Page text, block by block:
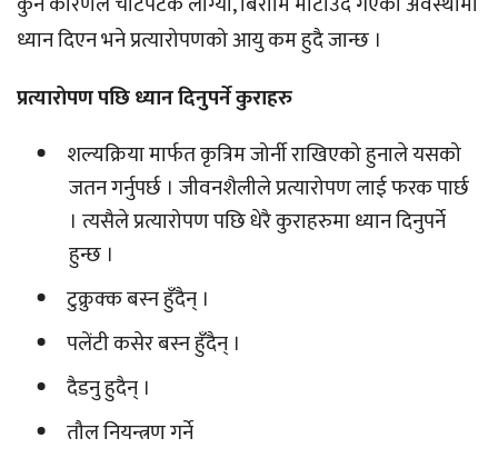
ध्यान दिएन भने प्रत्यारोपणको आयु कम हुदै जान्छ ।
प्रत्यारोपण पछि ध्यान दिनुपर्ने कुराहरु
शल्यक्रिया मार्फत कृत्रिम जोर्नी राखिएको हुनाले यसको
जतन गर्नुपर्छ । जीवनशैलीले प्रत्यारोपण लाई फरक पार्छ
। त्यसैले प्रत्यारोपण पछि धेरै कुराहरुमा ध्यान दिनुपर्ने
हुन्छ ।
टुक्रुक्क बस्न हुँदैन् ।
पलेंटी कसेर बस्न हुँदैन् ।
दैडनु हुदैन् ।
तौल नियन्त्रण गर्ने